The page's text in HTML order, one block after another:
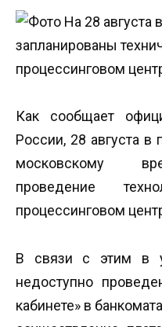
Как сообщает
России, 28 августа
московскому
проведение
процессинговом
В связи с этим в
недоступно
кабинете» в